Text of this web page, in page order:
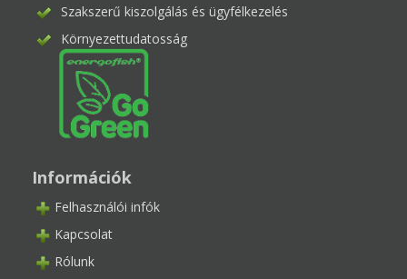
Szakszerű kiszolgálás és ügyfélkezelés
Környezettudatosság
Információk
Felhasználói infók
Kapcsolat
Rólunk